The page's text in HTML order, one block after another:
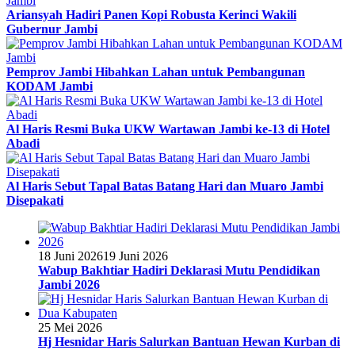
Ariansyah Hadiri Panen Kopi Robusta Kerinci Wakili
Gubernur Jambi
Pemprov Jambi Hibahkan Lahan untuk Pembangunan
KODAM Jambi
Al Haris Resmi Buka UKW Wartawan Jambi ke-13 di Hotel
Abadi
Al Haris Sebut Tapal Batas Batang Hari dan Muaro Jambi
Disepakati
18 Juni 202619 Juni 2026
Wabup Bakhtiar Hadiri Deklarasi Mutu Pendidikan
Jambi 2026
25 Mei 2026
Hj Hesnidar Haris Salurkan Bantuan Hewan Kurban di